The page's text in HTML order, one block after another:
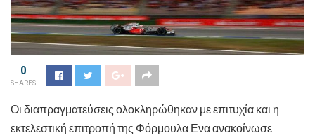
0
SHARES
Οι διαπραγματεύσεις ολοκληρώθηκαν με επιτυχία και η
εκτελεστική επιτροπή της Φόρμουλα Ενα ανακοίνωσε